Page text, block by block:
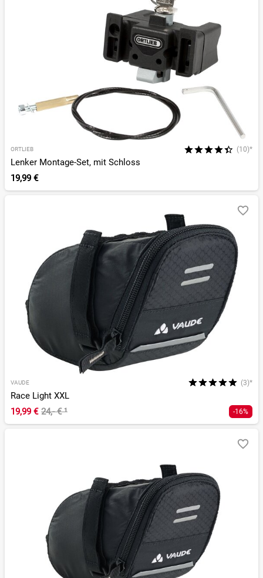
ORTLIEB (10)*
Lenker Montage-Set, mit Schloss
19,99 €
VAUDE (3)*
Race Light XXL
19,99 € 24,- €¹ -16%